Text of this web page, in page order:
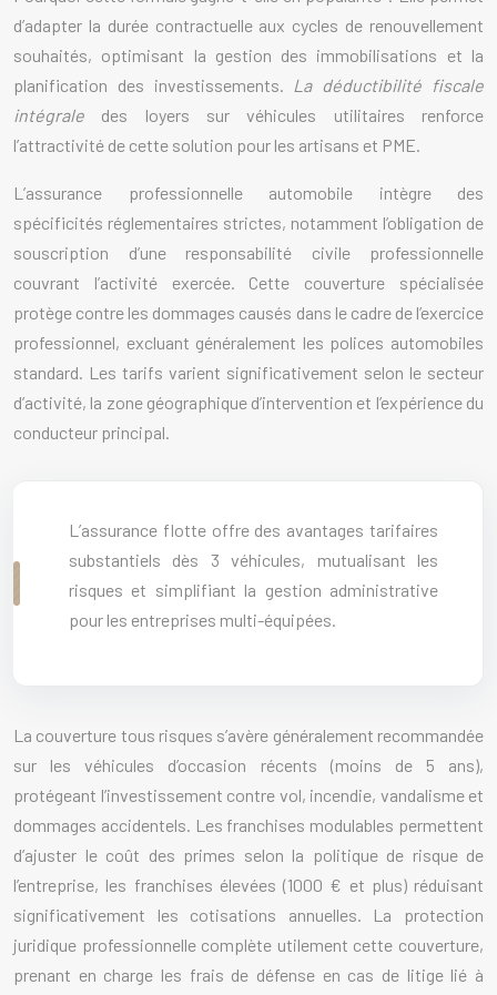
d’adapter la durée contractuelle aux cycles de renouvellement
souhaités, optimisant la gestion des immobilisations et la
planification des investissements. La déductibilité fiscale
intégrale des loyers sur véhicules utilitaires renforce
l’attractivité de cette solution pour les artisans et PME.
L’assurance professionnelle automobile intègre des
spécificités réglementaires strictes, notamment l’obligation de
souscription d’une responsabilité civile professionnelle
couvrant l’activité exercée. Cette couverture spécialisée
protège contre les dommages causés dans le cadre de l’exercice
professionnel, excluant généralement les polices automobiles
standard. Les tarifs varient significativement selon le secteur
d’activité, la zone géographique d’intervention et l’expérience du
conducteur principal.
L’assurance flotte offre des avantages tarifaires
substantiels dès 3 véhicules, mutualisant les
risques et simplifiant la gestion administrative
pour les entreprises multi-équipées.
La couverture tous risques s’avère généralement recommandée
sur les véhicules d’occasion récents (moins de 5 ans),
protégeant l’investissement contre vol, incendie, vandalisme et
dommages accidentels. Les franchises modulables permettent
d’ajuster le coût des primes selon la politique de risque de
l’entreprise, les franchises élevées (1000 € et plus) réduisant
significativement les cotisations annuelles. La protection
juridique professionnelle complète utilement cette couverture,
prenant en charge les frais de défense en cas de litige lié à